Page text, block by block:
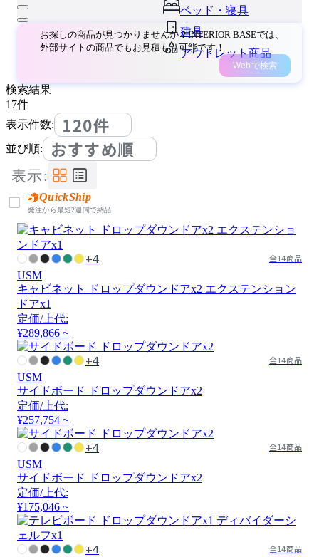
ベッド・寝具
建具
アウトレット商品
お探しの商品が見つかりませんか？INTERIOR BASEでは、
外部サイトの商品でもお見積もり可能です！
Webで検索
検索結果
17件
表示件数:
120件
並び順: おすすめ順
表示:
QuickShip
発注から最短2週間で納品
+4 全14商品
USM
キャビネット ドロップダウンドアx2 エクステンション
ドアx1
定価/上代:
¥289,866 ~
+4 全14商品
USM
サイドボード ドロップダウンドアx2
定価/上代:
¥257,754 ~
+4 全14商品
USM
サイドボード ドロップダウンドアx2
定価/上代:
¥175,046 ~
+4 全14商品